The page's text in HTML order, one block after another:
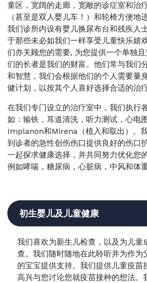
童区，宽阔的走廊，宽敞的诊症室和治
（甚至是双人婴儿车！）和轮椅方便地
我们诊所内设有婴儿换尿布台和残疾人
于那些未必如我们一样享受儿童快乐嬉
们亦关顾您的需要, 为您提供一个单独
们的长者是我们的财富。他们常与我们
和智慧，我们会根据他们的个人需要量
健计划，以按其个人喜好选择合适的治疗
在我们专门设立的治疗室中，我们执行
如：输铁，耳道清洗，听力测试，心电
Implanon和Mirena（植入和取出）。
到诊者的急性创伤伤口提供良好的伤口
一起探求健康选择，并共同努力优化您
例如哮喘，糖尿病，心脏病，中风和体
初生婴儿及儿童健康
我们喜欢为新生儿检查，以及为儿童
查。我们随时随地在此聆听并为作为
的宝宝提供支持。我们提供儿童疫苗
高兴与您讨论您就疫苗接种的想法。